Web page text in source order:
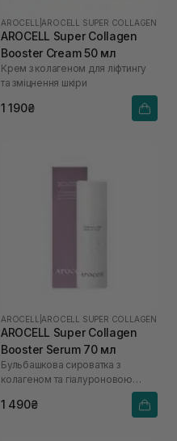
AROCELL AROCELL SUPER COLLAGEN
AROCELL Super Collagen
Booster Cream 50 мл
Крем з колагеном для ліфтингу
та зміцнення шкіри
1 190₴
AROCELL AROCELL SUPER COLLAGEN
AROCELL Super Collagen
Booster Serum 70 мл
Бульбашкова сироватка з
колагеном та гіалуроновою
1 490₴